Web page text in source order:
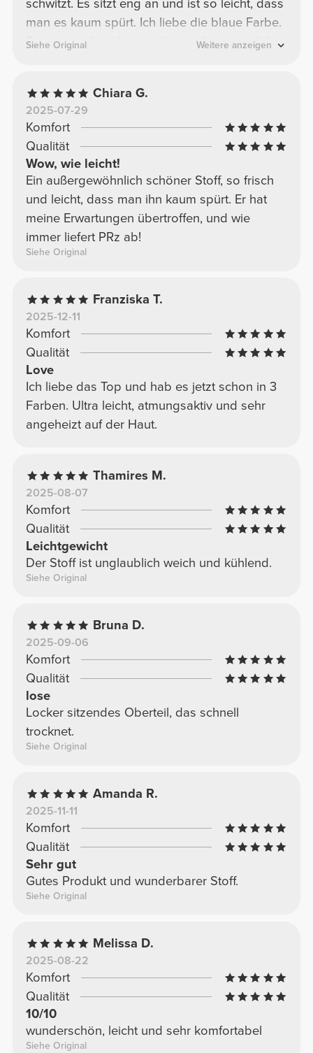
schwitzt. Es sitzt eng an und ist so leicht, dass
man es kaum spürt. Ich liebe die blaue Farbe.
Sie ist wunderschön und super bequem. Ich
jeden Cent wert.
Siehe Original Weitere anzeigen
Chiara G.
2025-07-29
Komfort
Qualität
Wow, wie leicht!
Ein außergewöhnlich schöner Stoff, so frisch
und leicht, dass man ihn kaum spürt. Er hat
meine Erwartungen übertroffen, und wie
immer liefert PRz ab!
Siehe Original
Franziska T.
2025-12-11
Komfort
Qualität
Love
Ich liebe das Top und hab es jetzt schon in 3
Farben. Ultra leicht, atmungsaktiv und sehr
angeheizt auf der Haut.
Thamires M.
2025-08-07
Komfort
Qualität
Leichtgewicht
Der Stoff ist unglaublich weich und kühlend.
Siehe Original
Bruna D.
2025-09-06
Komfort
Qualität
lose
Locker sitzendes Oberteil, das schnell
trocknet.
Siehe Original
Amanda R.
2025-11-11
Komfort
Qualität
Sehr gut
Gutes Produkt und wunderbarer Stoff.
Siehe Original
Melissa D.
2025-08-22
Komfort
Qualität
10/10
wunderschön, leicht und sehr komfortabel
Siehe Original